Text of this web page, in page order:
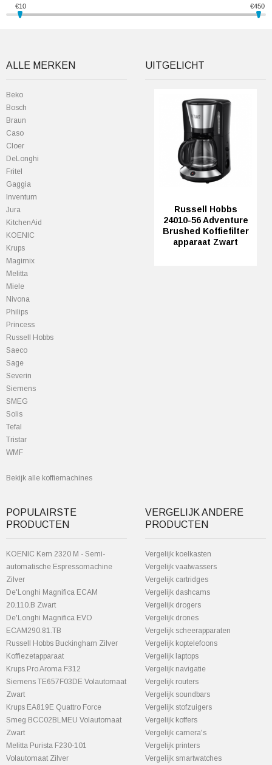
€10 €450
ALLE MERKEN
Beko
Bosch
Braun
Caso
Cloer
DeLonghi
Fritel
Gaggia
Inventum
Jura
KitchenAid
KOENIC
Krups
Magimix
Melitta
Miele
Nivona
Philips
Princess
Russell Hobbs
Saeco
Sage
Severin
Siemens
SMEG
Solis
Tefal
Tristar
WMF
Bekijk alle koffiemachines
UITGELICHT
Russell Hobbs
24010-56 Adventure
Brushed Koffiefilter
apparaat Zwart
POPULAIRSTE
PRODUCTEN
KOENIC Kem 2320 M - Semi-
automatische Espressomachine
Zilver
De'Longhi Magnifica ECAM
20.110.B Zwart
De'Longhi Magnifica EVO
ECAM290.81.TB
Russell Hobbs Buckingham Zilver
Koffiezetapparaat
Krups Pro Aroma F312
Siemens TE657F03DE Volautomaat
Zwart
Krups EA819E Quattro Force
Smeg BCC02BLMEU Volautomaat
Zwart
Melitta Purista F230-101
Volautomaat Zilver
VERGELIJK ANDERE
PRODUCTEN
Vergelijk koelkasten
Vergelijk vaatwassers
Vergelijk cartridges
Vergelijk dashcams
Vergelijk drogers
Vergelijk drones
Vergelijk scheerapparaten
Vergelijk koptelefoons
Vergelijk laptops
Vergelijk navigatie
Vergelijk routers
Vergelijk soundbars
Vergelijk stofzuigers
Vergelijk koffers
Vergelijk camera's
Vergelijk printers
Vergelijk smartwatches